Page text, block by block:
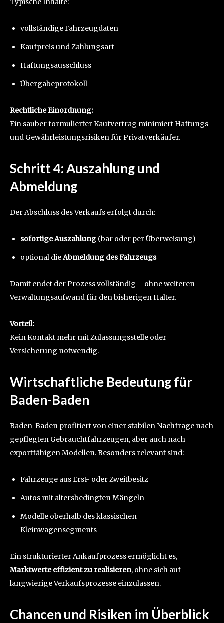
vollständige Fahrzeugdaten
Kaufpreis und Zahlungsart
Haftungsausschluss
Übergabeprotokoll
Rechtliche Einordnung:
Ein sauber formulierter Kaufvertrag minimiert Haftungs-
und Gewährleistungsrisiken für Privatverkäufer.
Schritt 4: Auszahlung und
Abmeldung
Der Abschluss des Verkaufs erfolgt durch:
sofortige Auszahlung (bar oder per Überweisung)
optional dieAbmeldung des Fahrzeugs
Damit endet der Prozess vollständig – ohne weiteren
Verwaltungsaufwand für den bisherigen Halter.
Vorteil:
Kein Kontakt mehr mit Zulassungsstelle oder
Versicherung notwendig.
Wirtschaftliche Bedeutung für
Baden-Baden
Baden-Baden profitiert von einer stabilen Nachfrage nach
gepflegten Gebrauchtfahrzeugen, aber auch nach
exportfähigen Modellen. Besonders relevant sind:
Fahrzeuge aus Erst- oder Zweitbesitz
Autos mit altersbedingten Mängeln
Modelle oberhalb des klassischen
Kleinwagensegments
Ein strukturierter Ankaufprozess ermöglicht es,
Marktwerte effizient zu realisieren, ohne sich auf
langwierige Verkaufsprozesse einzulassen.
Chancen und Risiken im Überblick